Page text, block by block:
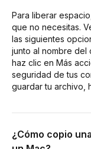
Para liberar
que no necesitas.
las siguientes
junto al nombre del
haz clic en Más
seguridad de tus
guardar tu archivo,
¿Cómo copio